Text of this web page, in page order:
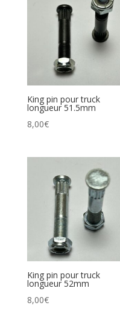
King pin pour truck
longueur 51.5mm
8,00€
King pin pour truck
longueur 52mm
8,00€